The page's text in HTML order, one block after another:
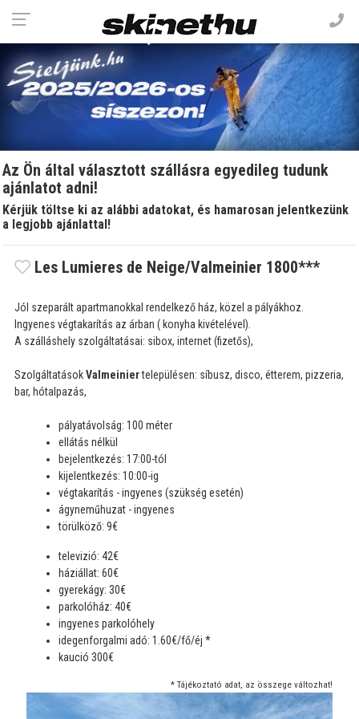
Az Ön által választott szállásra egyedileg tudunk
ajánlatot adni!
Kérjük töltse ki az alábbi adatokat, és hamarosan jelentkezünk
a legjobb ajánlattal!
Les Lumieres de Neige/Valmeinier 1800***
Jól szeparált apartmanokkal rendelkező ház, közel a pályákhoz.
Ingyenes végtakarítás az árban ( konyha kivételével).
A szálláshely szolgáltatásai: sibox, internet (fizetős),
SzolgáltatásokValmeiniertelepülésen: síbusz, disco, étterem, pizzeria,
bar, hótalpazás,
pályatávolság: 100 méter
ellátás nélkül
bejelentkezés: 17:00-tól
kijelentkezés: 10:00-ig
végtakarítás - ingyenes (szükség esetén)
ágyneműhuzat - ingyenes
törülköző: 9€
televizió: 42€
háziállat: 60€
gyerekágy: 30€
parkolóház: 40€
ingyenes parkolóhely
idegenforgalmi adó: 1.60€/fő/éj *
kaució 300€
* Tájékoztató adat, az összege változhat!